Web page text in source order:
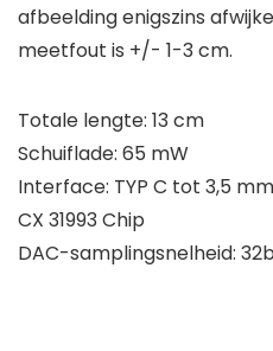
afbeelding enigszins
meetfout is +/- 1-3 cm.
Totale lengte: 13 cm
Schuiflade: 65 mW
Interface: TYP C tot 3,5 mm
CX 31993 Chip
DAC-samplingsnelheid: